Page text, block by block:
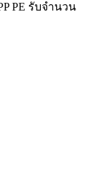
PE รับจำนวน